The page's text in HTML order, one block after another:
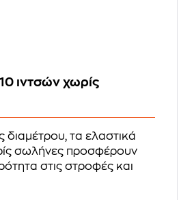
ιντσών χωρίς
διαμέτρου, τα ελαστικά
σωλήνες προσφέρουν
στις στροφές και